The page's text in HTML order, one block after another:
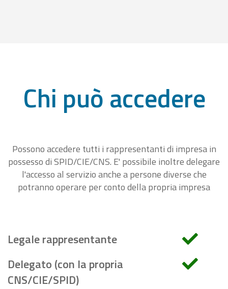
Chi può accedere
Possono accedere tutti i rappresentanti di impresa in
possesso di SPID/CIE/CNS. E' possibile inoltre delegare
l'accesso al servizio anche a persone diverse che
potranno operare per conto della propria impresa
Legale rappresentante
Delegato (con la propria
CNS/CIE/SPID)